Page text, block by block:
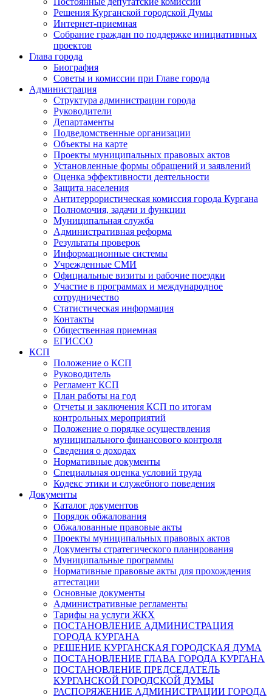
Решения Курганской городской Думы
Интернет-приемная
Собрание граждан по поддержке инициативных
проектов
Глава города
Биография
Советы и комиссии при Главе города
Администрация
Структура администрации города
Руководители
Департаменты
Подведомственные организации
Объекты на карте
Проекты муниципальных правовых актов
Установленные формы обращений и заявлений
Оценка эффективности деятельности
Защита населения
Антитеррористическая комиссия города Кургана
Полномочия, задачи и функции
Муниципальная служба
Административная реформа
Результаты проверок
Информационные системы
Учрежденные СМИ
Официальные визиты и рабочие поездки
Участие в программах и международное
сотрудничество
Статистическая информация
Контакты
Общественная приемная
ЕГИССО
КСП
Положение о КСП
Руководитель
Регламент КСП
План работы на год
Отчеты и заключения КСП по итогам
контрольных мероприятий
Положение о порядке осуществления
муниципального финансового контроля
Сведения о доходах
Нормативные документы
Специальная оценка условий труда
Кодекс этики и служебного поведения
Документы
Каталог документов
Порядок обжалования
Обжалованные правовые акты
Проекты муниципальных правовых актов
Документы стратегического планирования
Муниципальные программы
Нормативные правовые акты для прохождения
аттестации
Основные документы
Административные регламенты
Тарифы на услуги ЖКХ
ПОСТАНОВЛЕНИЕ АДМИНИСТРАЦИЯ
ГОРОДА КУРГАНА
РЕШЕНИЕ КУРГАНСКАЯ ГОРОДСКАЯ ДУМА
ПОСТАНОВЛЕНИЕ ГЛАВА ГОРОДА КУРГАНА
ПОСТАНОВЛЕНИЕ ПРЕДСЕДАТЕЛЬ
КУРГАНСКОЙ ГОРОДСКОЙ ДУМЫ
РАСПОРЯЖЕНИЕ АДМИНИСТРАЦИИ ГОРОДА